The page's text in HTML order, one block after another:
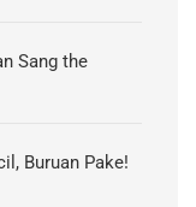
Sang the
Buruan Pake!